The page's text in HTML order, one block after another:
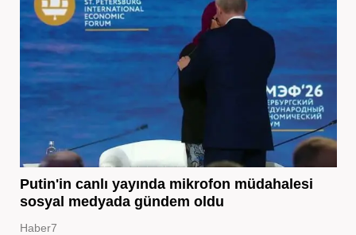
Putin'in canlı yayında mikrofon müdahalesi
sosyal medyada gündem oldu
Haber7